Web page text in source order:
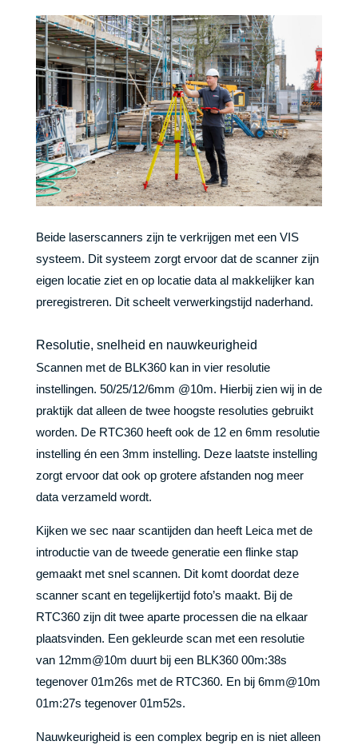
Beide laserscanners zijn te verkrijgen met een VIS
systeem. Dit systeem zorgt ervoor dat de scanner zijn
eigen locatie ziet en op locatie data al makkelijker kan
preregistreren. Dit scheelt verwerkingstijd naderhand.
Resolutie, snelheid en nauwkeurigheid
Scannen met de BLK360 kan in vier resolutie
instellingen. 50/25/12/6mm @10m. Hierbij zien wij in de
praktijk dat alleen de twee hoogste resoluties gebruikt
worden. De RTC360 heeft ook de 12 en 6mm resolutie
instelling én een 3mm instelling. Deze laatste instelling
zorgt ervoor dat ook op grotere afstanden nog meer
data verzameld wordt.
Kijken we sec naar scantijden dan heeft Leica met de
introductie van de tweede generatie een flinke stap
gemaakt met snel scannen. Dit komt doordat deze
scanner scant en tegelijkertijd foto’s maakt. Bij de
RTC360 zijn dit twee aparte processen die na elkaar
plaatsvinden. Een gekleurde scan met een resolutie
van 12mm@10m duurt bij een BLK360 00m:38s
tegenover 01m26s met de RTC360. En bij 6mm@10m
01m:27s tegenover 01m52s.
Nauwkeurigheid is een complex begrip en is niet alleen